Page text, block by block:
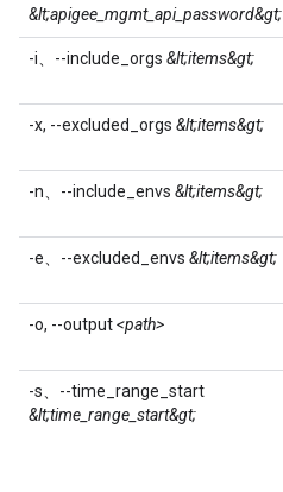
&lt;apigee_mgmt_api_password&gt;
-i、--include_orgs &lt;items&gt;
-x, --excluded_orgs &lt;items&gt;
-n、--include_envs &lt;items&gt;
-e、--excluded_envs &lt;items&gt;
-o, --output<path>
-s、--time_range_start
&lt;time_range_start&gt;